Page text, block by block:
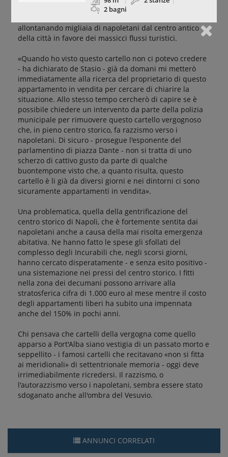
soprattutto, del costo degli affitti. Un aumento, quello di
allontanando migliaia di napoletani dal centro antico
della città in favore dei massicci flussi turistici.
«Quando ho visto questo cartello non ci potevo credere
- ha dichiarato de Stasio - già da domani mi metterò
immediatamente alla ricerca del proprietario di questo
appartamento in vendita per cercare di chiarire la
situazione. Allo stesso tempo cercherò di capire se è
possibile chiedere un intervento da parte della polizia
municipale per rimuovere questo cartello vergognoso
che, in pieno centro storico, fa razzismo verso i
napoletani. Di sicuro - prosegue l'esponente del
parlamentino di piazza Dante - non si tratta di uno
scherzo di cattivo gusto da parte di qualche
buontempone visto che, a quanto risulta, questo
cartello è li già da diversi giorni e nei dintorni ci sono
sicuramente appartamenti in vendita».
Una problematica, quella della gentrificazione del
centro storico di Napoli, che è fortemente sentita dai
napoletani anche a causa della mai risolta emergenza
abitativa. Ne hanno fatto le spese gli sfollati del
complesso degli Incurabili che, negli scorsi giorni,
hanno cercato disperatamente - e senza esito positivo -
una sistemazione nei pressi del centro storico. I fitti
nella zona dei decumani possono arrivare alla
stratosferica cifra di 1.000 euro al mese mentre il costo
degli appartamenti liberi ha subito una impennata
anche del 150% in pochi anni.
Chi pensava che cartelli della vergogna come quello
apparso a Port'Alba siano vestigia di un passato morto e
seppellito - i famosi cartelli che recitavano «non si fitta
ai meridionali» di settentrionale memoria - oggi deve
irrimediabilmente ricredersi. Il razzismo, o
l'autorazzismo verso i napoletani, sembra essere stato
sdoganato anche all'ombra del Vesuvio.
ANNUNCI CORRELATI
2 bagni